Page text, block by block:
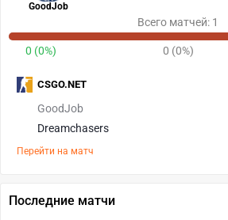
GoodJob
Всего матчей: 1
0 (0%) 0 (0%)
GoodJob
Dreamchasers
Перейти на матч
CSGO.NET
Последние матчи